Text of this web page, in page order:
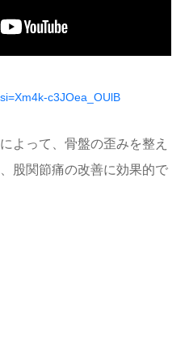
c3JOea_OUlB
よって、骨盤の歪みを整え
股関節痛の改善に効果的で